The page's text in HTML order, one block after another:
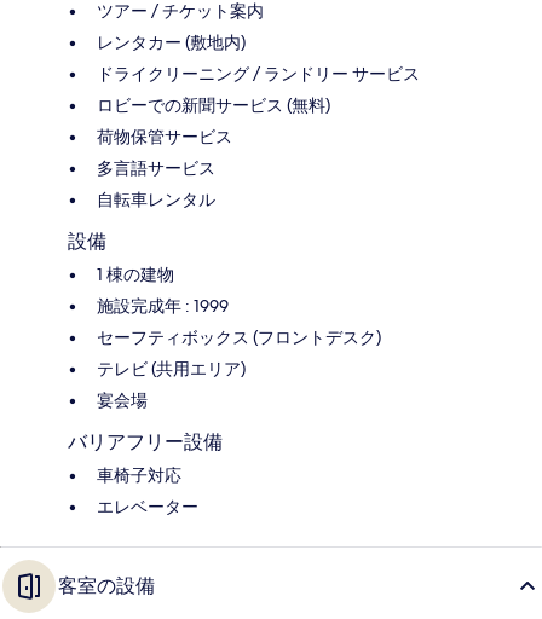
ツアー / チケット案内
レンタカー (敷地内)
ドライクリーニング / ランドリー サービス
ロビーでの新聞サービス (無料)
荷物保管サービス
多言語サービス
自転車レンタル
設備
1 棟の建物
施設完成年 : 1999
セーフティボックス (フロントデスク)
テレビ (共用エリア)
宴会場
バリアフリー設備
車椅子対応
エレベーター
客室の設備